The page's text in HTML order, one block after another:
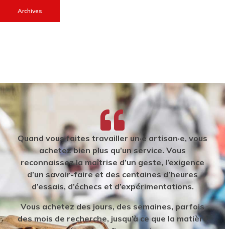
Archives
Quand vous faites travailler un·e artisan·e, vous
achetez bien plus qu’un service. Vous
reconnaissez la maîtrise d’un geste, l’exigence
d’un savoir-faire et des centaines d’heures
d’essais, d’échecs et d’expérimentations.
Vous achetez des jours, des semaines, parfois
des mois de recherche, jusqu’à ce que la matière